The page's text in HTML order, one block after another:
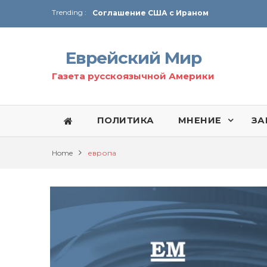
Trending :
Соглашение США с Ираном
Технология Революции в Иране
От Ирана до Ливана и Газы
Еврейский Мир
Газета русскоязычной Америки
ПОЛИТИКА МНЕНИЕ
Home европа